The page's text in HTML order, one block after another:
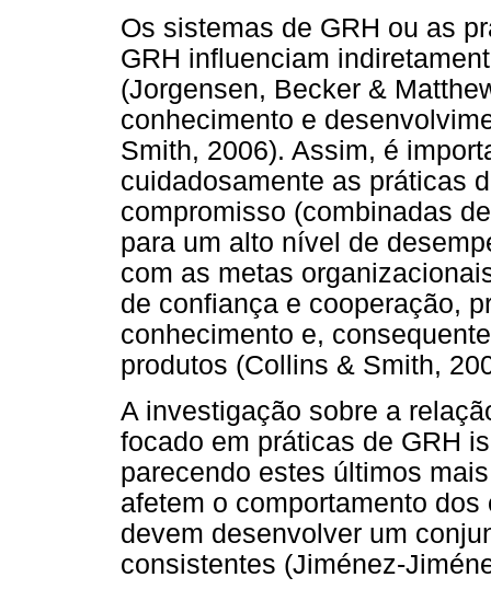
Os sistemas de GRH ou as
GRH influenciam
(Jorgensen, Becker &
conhecimento e
Smith, 2006). Assim, é
cuidadosamente as práticas
compromisso (combinadas
para um alto nível de
com as metas
de confiança e cooperação,
conhecimento e,
produtos (Collins & Smith,
A investigação sobre a
focado em práticas de GRH
parecendo estes últimos
afetem o comportamento
devem desenvolver um
consistentes (Jiménez-